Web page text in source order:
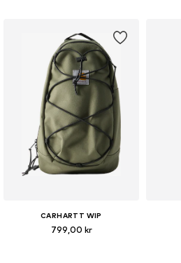
CARHARTT WIP
799,00 kr